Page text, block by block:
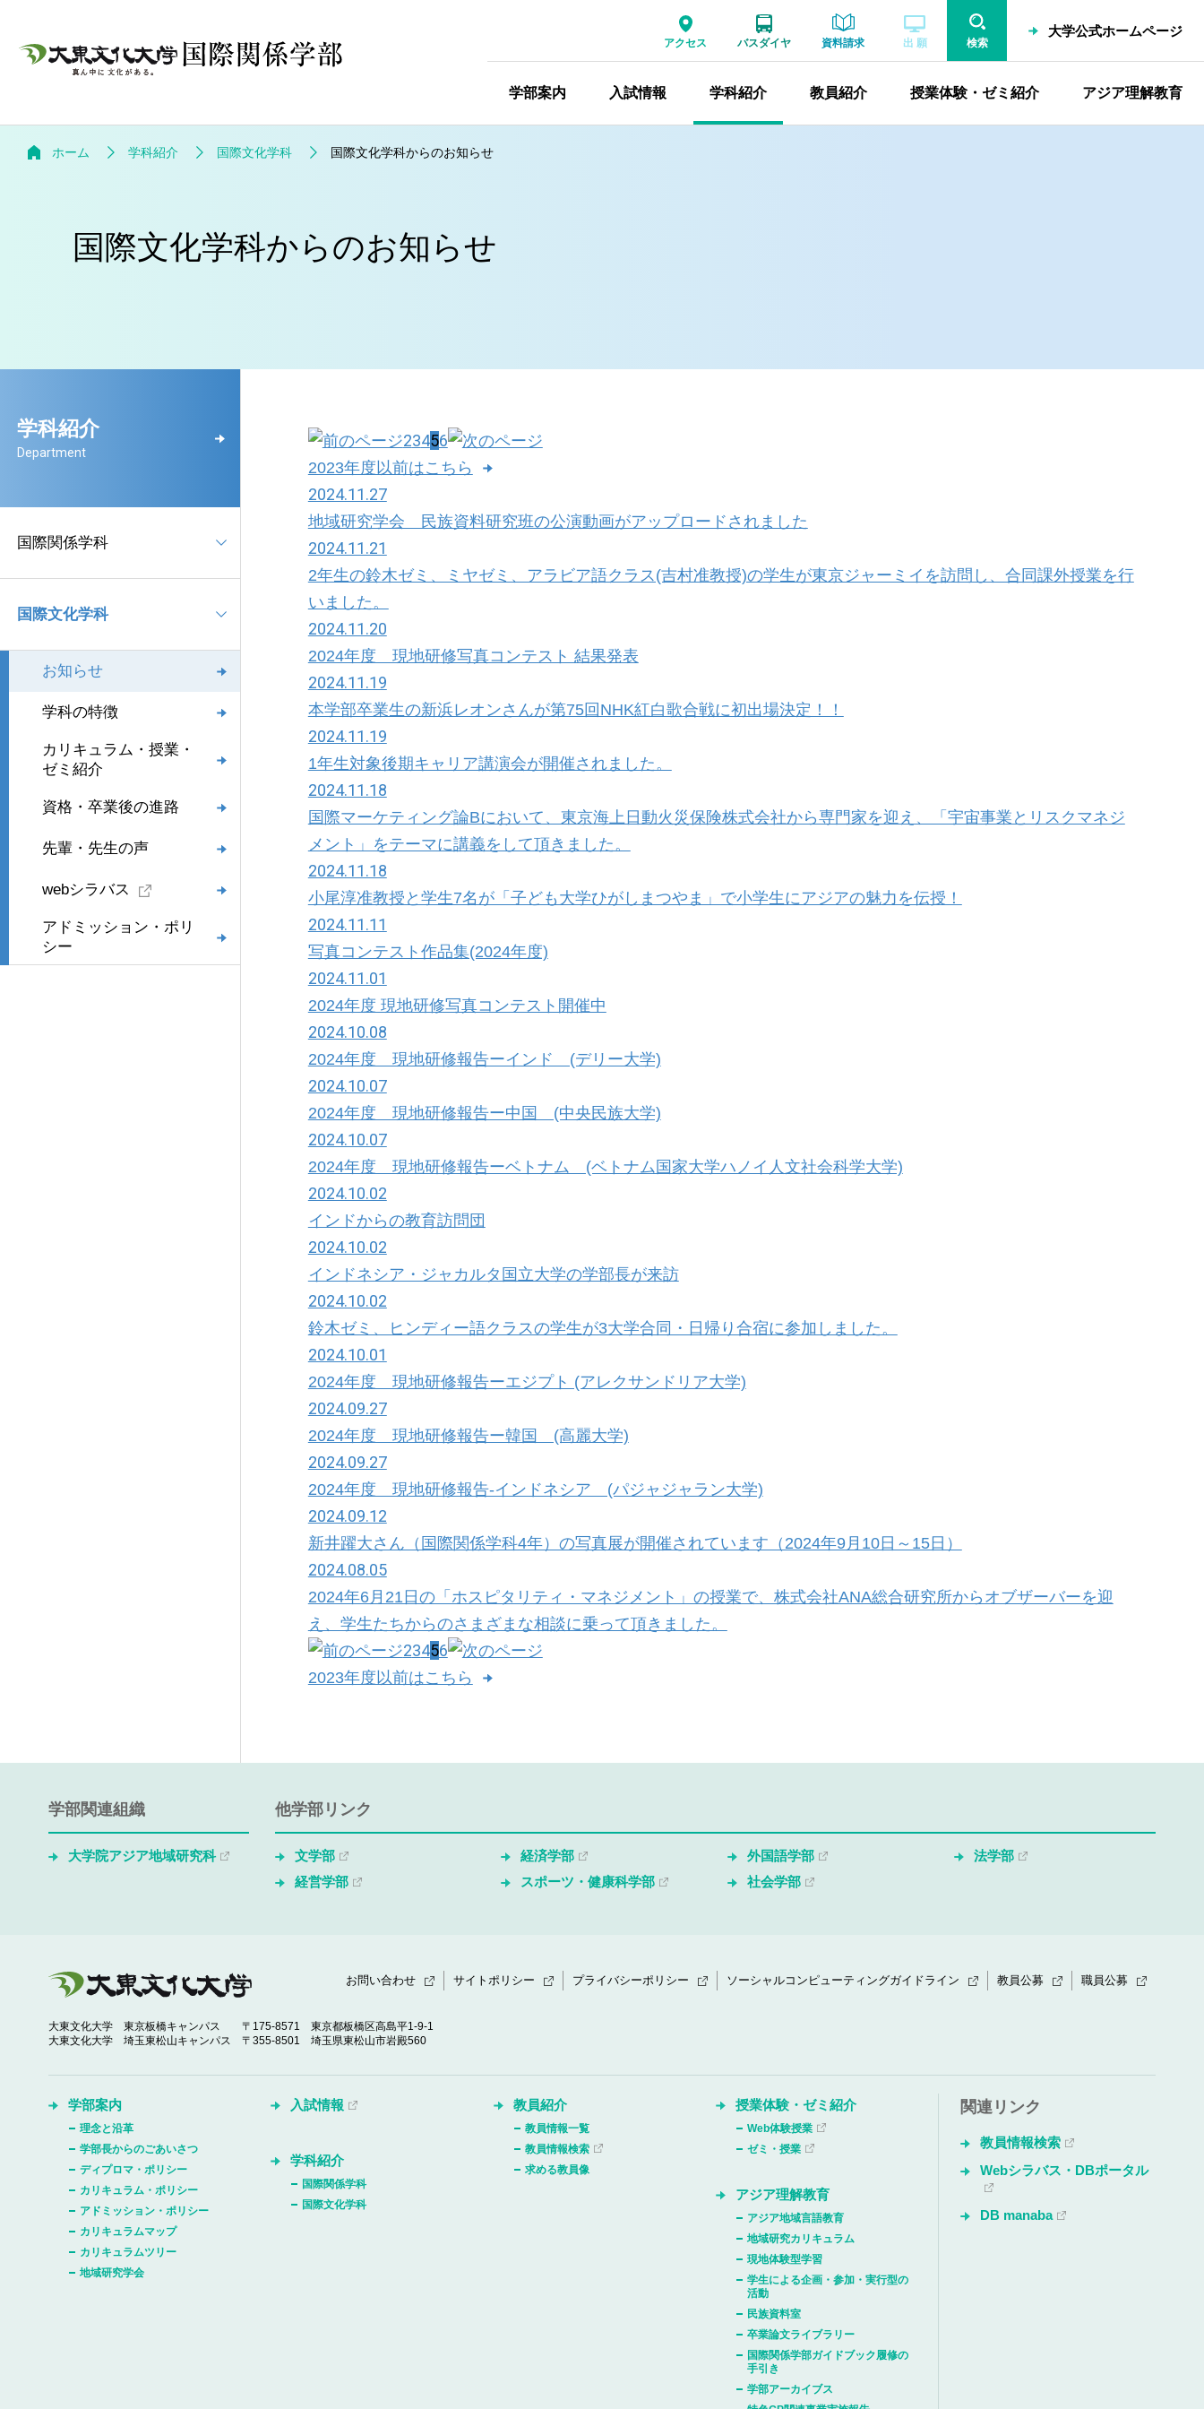
アクセス バスダイヤ 資料請求 出 願 検索
大学公式ホームページ
学部案内 入試情報 学科紹介 教員紹介 授業体験・ゼミ紹介 アジア理解教育
ホーム 学科紹介 国際文化学科 国際文化学科からのお知らせ
国際文化学科からのお知らせ
学科紹介
Department
国際関係学科
国際文化学科
お知らせ
学科の特徴
カリキュラム・授業・
ゼミ紹介
資格・卒業後の進路
先輩・先生の声
webシラバス
アドミッション・ポリ
シー
23456
2023年度以前はこちら
2024.11.27
地域研究学会 民族資料研究班の公演動画がアップロードされました
2024.11.21
2年生の鈴木ゼミ、ミヤゼミ、アラビア語クラス(吉村准教授)の学生が東京ジャーミイを訪問し、合同課外授業を行
いました。
2024.11.20
2024年度 現地研修写真コンテスト 結果発表
2024.11.19
本学部卒業生の新浜レオンさんが第75回NHK紅白歌合戦に初出場決定！！
2024.11.19
1年生対象後期キャリア講演会が開催されました。
2024.11.18
国際マーケティング論Bにおいて、東京海上日動火災保険株式会社から専門家を迎え、「宇宙事業とリスクマネジ
メント」をテーマに講義をして頂きました。
2024.11.18
小尾淳准教授と学生7名が「子ども大学ひがしまつやま」で小学生にアジアの魅力を伝授！
2024.11.11
写真コンテスト作品集(2024年度)
2024.11.01
2024年度 現地研修写真コンテスト開催中
2024.10.08
2024年度 現地研修報告ーインド (デリー大学)
2024.10.07
2024年度 現地研修報告ー中国 (中央民族大学)
2024.10.07
2024年度 現地研修報告ーベトナム (ベトナム国家大学ハノイ人文社会科学大学)
2024.10.02
インドからの教育訪問団
2024.10.02
インドネシア・ジャカルタ国立大学の学部長が来訪
2024.10.02
鈴木ゼミ、ヒンディー語クラスの学生が3大学合同・日帰り合宿に参加しました。
2024.10.01
2024年度 現地研修報告ーエジプト (アレクサンドリア大学)
2024.09.27
2024年度 現地研修報告ー韓国 (高麗大学)
2024.09.27
2024年度 現地研修報告-インドネシア (パジャジャラン大学)
2024.09.12
新井躍大さん（国際関係学科4年）の写真展が開催されています（2024年9月10日～15日）
2024.08.05
2024年6月21日の「ホスピタリティ・マネジメント」の授業で、株式会社ANA総合研究所からオブザーバーを迎
え、学生たちからのさまざまな相談に乗って頂きました。
23456
2023年度以前はこちら
学部関連組織
大学院アジア地域研究科
他学部リンク
文学部 経済学部 外国語学部
法学部
経営学部
スポーツ・健康科学部 社会学部
大東文化大学 東京板橋キャンパス
〒175-8571 東京都板橋区高島平1-9-1
大東文化大学 埼玉東松山キャンパス
〒355-8501 埼玉県東松山市岩殿560
お問い合わせ サイトポリシー プライバシーポリシー ソーシャルコンピューティングガイドライン 教員公募 職員公募
学部案内
理念と沿革
学部長からのごあいさつ
ディプロマ・ポリシー
カリキュラム・ポリシー
アドミッション・ポリシー
カリキュラムマップ
カリキュラムツリー
地域研究学会
入試情報
学科紹介
国際関係学科
国際文化学科
教員紹介
教員情報一覧
教員情報検索
求める教員像
授業体験・ゼミ紹介
Web体験授業
ゼミ・授業
アジア理解教育
アジア地域言語教育
地域研究カリキュラム
現地体験型学習
学生による企画・参加・実行型の
活動
民族資料室
卒業論文ライブラリー
国際関係学部ガイドブック履修の
手引き
学部アーカイブス
関連リンク
教員情報検索
Webシラバス・DBポータル
DB manaba